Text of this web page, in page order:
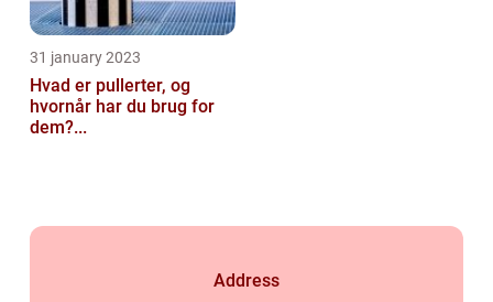
31 january 2023
Hvad er pullerter, og
hvornår har du brug for
dem?...
Address